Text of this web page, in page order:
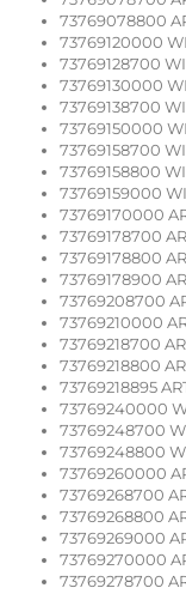
73769078800
73769120000
73769128700
73769130000
73769138700
73769150000
73769158700
73769158800
73769159000
73769170000
73769178700
73769178800
73769178900
73769208700
73769210000
73769218700
73769218800
73769218895
73769240000
73769248700
73769248800
73769260000
73769268700
73769268800
73769269000
73769270000
73769278700